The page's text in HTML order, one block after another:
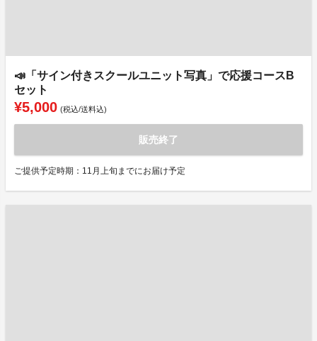
📣「サイン付きスクールユニット写真」で応援コースB
セット
¥5,000 (税込/送料込)
販売終了
ご提供予定時期：11月上旬までにお届け予定